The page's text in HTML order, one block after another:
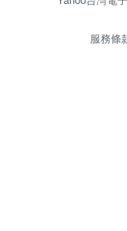
服務條